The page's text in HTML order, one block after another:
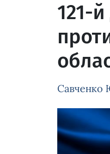
121-
Савченко
Зображення